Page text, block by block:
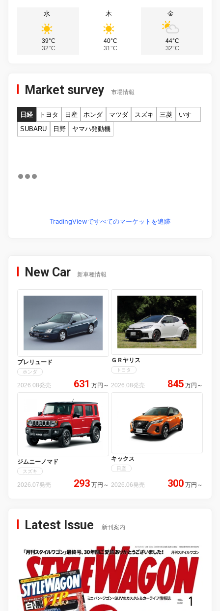
水
39°C
32°C
木
40°C
31°C
金
44°C
32°C
Market survey 市場情報
日経 トヨタ 日産 ホンダ マツダ スズキ 三菱
いすゞ
SUBARU
日野 ヤマハ発動機
TradingViewですべてのマーケットを追跡
New Car 新車種情報
プレリュード
ホンダ
2026.08発売 631 万円 ～
ＧＲヤリス
トヨタ
2026.08発売 845 万円 ～
ジムニーノマド
スズキ
2026.07発売 293 万円 ～
キックス
日産
2026.06発売 300 万円 ～
Latest Issue 新刊案内